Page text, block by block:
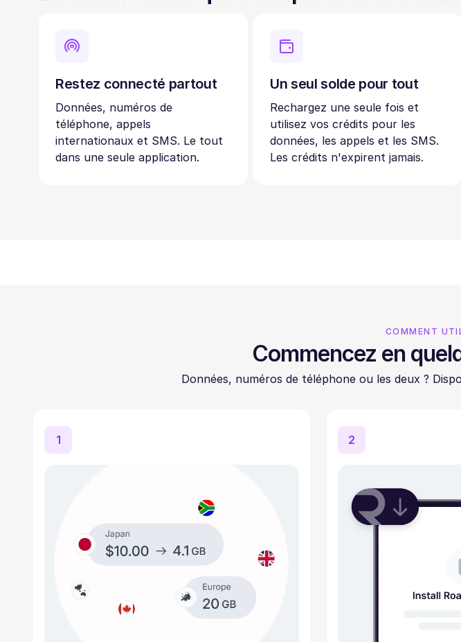
Restez connecté partout
Données, numéros de
téléphone, appels
internationaux et SMS. Le tout
dans une seule application.
Un seul solde pour tout
Rechargez une seule fois et
utilisez vos crédits pour les
données, les appels et les SMS.
Les crédits n'expirent jamais.
COMMENT
Commencez en
Données, numéros de téléphone ou les deux ?
1 2